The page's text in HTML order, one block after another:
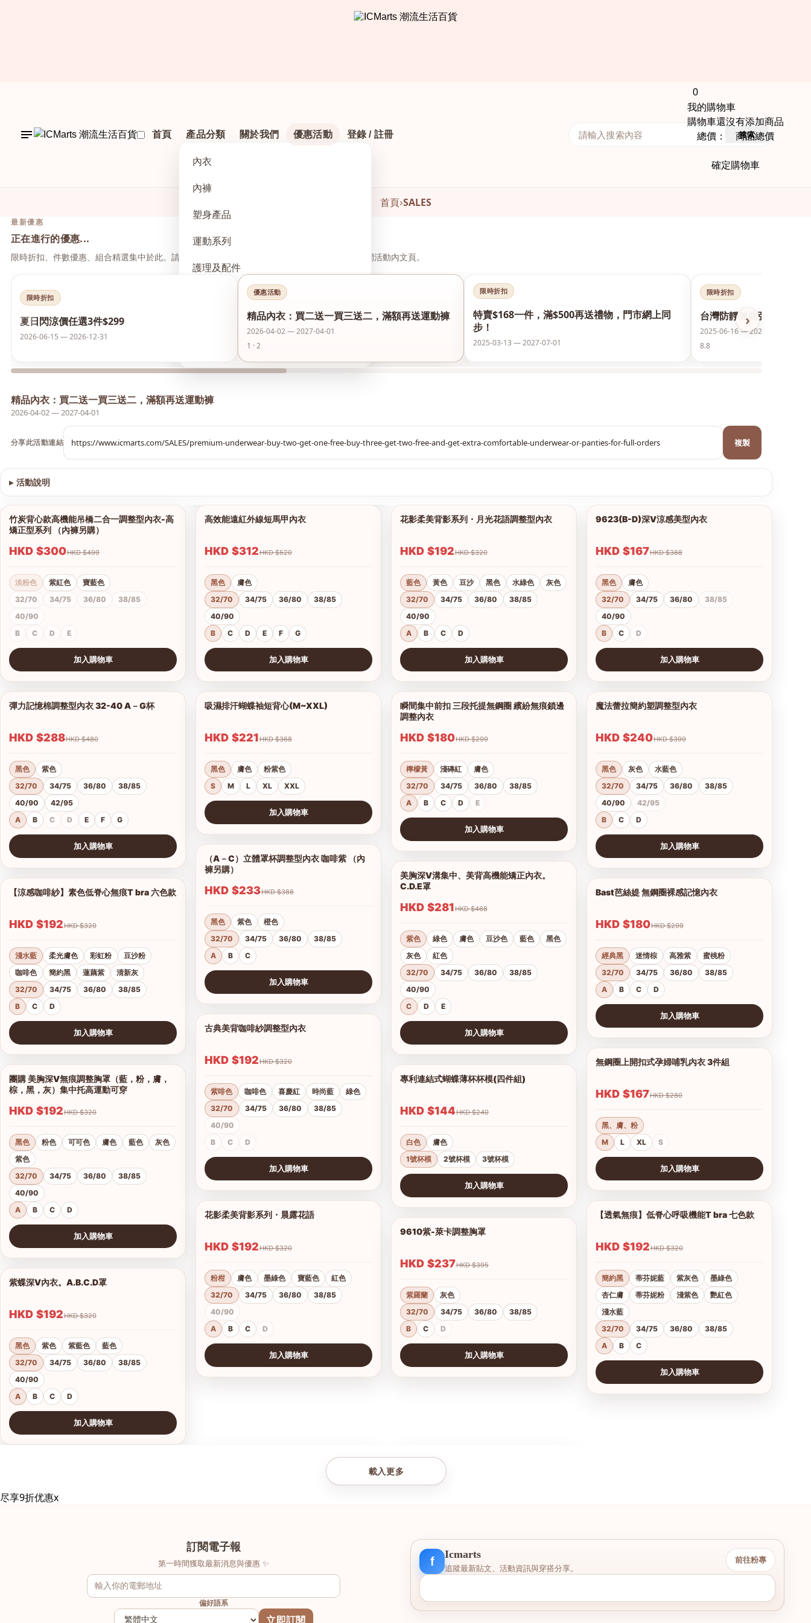
首頁 產品分類
內衣
內褲
塑身產品
運動系列
護理及配件
夏日閃涼價 任選3件$299
關於我們 優惠活動 登錄 / 註冊
0
我的購物車
購物車還沒有添加商品
總價： 商品總價
確定購物車
搜索
首頁›SALES
最新優惠
正在進行的優惠...
限時折扣、件數優惠、組合精選集中於此。請先點上方活動，再於本頁下方瀏覽與下單，無需另開活動內文頁。
‹ ›
限時折扣
夏日閃涼價任選3件$299
2026-06-15 — 2026-12-31
優惠活動
精品內衣：買二送一買三送二，滿額再送運動褲
2026-04-02 — 2027-04-01
1 · 2
限時折扣
特賣$168一件，滿$500再送禮物，門市網上同
步！
2025-03-13 — 2027-07-01
限時折扣
台灣防靜脈曲張襪保護美
2025-06-16 — 2026-12-31
8.8
精品內衣：買二送一買三送二，滿額再送運動褲
2026-04-02 — 2027-04-01
分享此活動連結 複製
▸ 活動說明
1/13
查看圖片
竹炭背心款高機能吊橋二合一調整型內衣-高
矯正型系列 （內褲另購）
HKD $300 HKD $499
淡粉色 紫紅色
寶藍色
32/70
34/75 36/80
38/85
40/90
B
C D E
加入購物車
彈力記憶棉調整型內衣 32-40 A－G杯
HKD $288 HKD $480
黑色
紫色
32/70
34/75 36/80
38/85
40/90
42/95
A
B C D E F G
加入購物車
1/18
【涼感咖啡紗】素色低脊心無痕T bra 六色款
HKD $192 HKD $320
淺水藍 柔光膚色 彩虹粉
豆沙粉
咖啡色
簡約黑 蓮藕紫
清新灰
32/70
34/75 36/80
38/85
B
C D
加入購物車
1/17
團購 美胸深V無痕調整胸罩（藍，粉，膚，
棕，黑，灰）集中托高運動可穿
HKD $192 HKD $320
黑色 粉色 可可色 膚色 藍色
灰色
紫色
32/70
34/75 36/80
38/85
40/90
A
B C D
加入購物車
紫蝶深V內衣。A.B.C.D罩
HKD $192 HKD $320
黑色 紫色 紫藍色
藍色
32/70
34/75 36/80
38/85
40/90
A
B C D
加入購物車
高效能遠紅外線短馬甲內衣
HKD $312 HKD $520
黑色
膚色
32/70
34/75 36/80
38/85
40/90
B
C D E F G
加入購物車
吸濕排汗蝴蝶袖短背心(M~XXL)
HKD $221 HKD $368
黑色 膚色
粉紫色
S
M L XL XXL
加入購物車
1/5
（A－C）立體罩杯調整型內衣 咖啡紫 （內
褲另購）
HKD $233 HKD $388
黑色 紫色
橙色
32/70
34/75 36/80
38/85
A
B C
加入購物車
古典美背咖啡紗調整型內衣
HKD $192 HKD $320
紫啡色 咖啡色 喜慶紅 時尚藍
綠色
32/70
34/75 36/80
38/85
40/90
B
C D
加入購物車
花影柔美背影系列・晨露花語
HKD $192 HKD $320
粉柑 膚色 墨綠色 寶藍色
紅色
32/70
34/75 36/80
38/85
40/90
A
B C D
加入購物車
1/18
花影柔美背影系列・月光花語調整型內衣
HKD $192 HKD $320
藍色 黃色 豆沙 黑色 水綠色
灰色
32/70
34/75 36/80
38/85
40/90
A
B C D
加入購物車
1/9
瞬間集中前扣 三段托提無鋼圈 繽紛無痕鎖邊
調整內衣
HKD $180 HKD $299
檸檬黃 淺磚紅
膚色
32/70
34/75 36/80
38/85
A
B C D E
加入購物車
美胸深V溝集中、美背高機能矯正內衣。
C.D.E罩
HKD $281 HKD $468
紫色 綠色 膚色 豆沙色 藍色
黑色
灰色
紅色
32/70
34/75 36/80
38/85
40/90
C
D E
加入購物車
專利連結式蝴蝶薄杯杯模(四件組)
HKD $144 HKD $240
白色
膚色
1號杯模
2號杯模 3號杯模
加入購物車
9610紫-萊卡調整胸罩
HKD $237 HKD $395
紫羅蘭
灰色
32/70
34/75 36/80
38/85
B
C D
加入購物車
9623(B-D)深V涼感美型內衣
HKD $167 HKD $388
黑色
膚色
32/70
34/75 36/80
38/85
40/90
B
C D
加入購物車
魔法蕾拉簡約塑調整型內衣
HKD $240 HKD $399
黑色 灰色
水藍色
32/70
34/75 36/80
38/85
40/90
42/95
B
C D
加入購物車
Bast芭絲媞 無鋼圈裸感記憶內衣
HKD $180 HKD $299
經典黑 迷情棕 高雅紫
蜜桃粉
32/70
34/75 36/80
38/85
A
B C D
加入購物車
無鋼圈上開扣式孕婦哺乳內衣 3件組
HKD $167 HKD $280
黑、膚、粉
M
L XL S
加入購物車
1/28
【透氣無痕】低脊心呼吸機能T bra 七色款
HKD $192 HKD $320
簡約黑 蒂芬妮藍 紫灰色
墨綠色
杏仁膚
蒂芬妮粉 淺紫色
艷紅色
淺水藍
32/70
34/75 36/80
38/85
A
B C
加入購物車
載入更多
尽享9折优惠x
訂閱電子報
第一時間獲取最新消息與優惠 ✨
偏好語系
立即訂閱
f
Icmarts
追蹤最新貼文、活動資訊與穿搭分享。
前往粉專